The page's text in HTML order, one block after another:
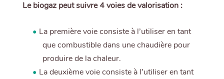
Le biogaz peut suivre 4 voies de valorisation :
La première voie consiste à l’utiliser en tant
que combustible dans une chaudière pour
produire de la chaleur.
La deuxième voie consiste à l’utiliser en tant